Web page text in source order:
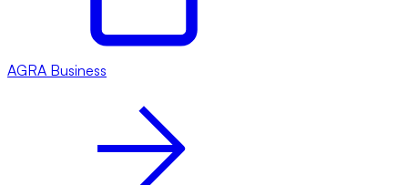
AGRA Business